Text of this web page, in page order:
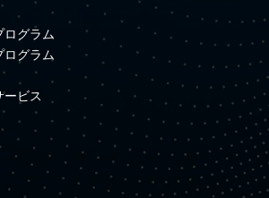
3億円の資金調達を実施
ログラム
ログラム
ービス